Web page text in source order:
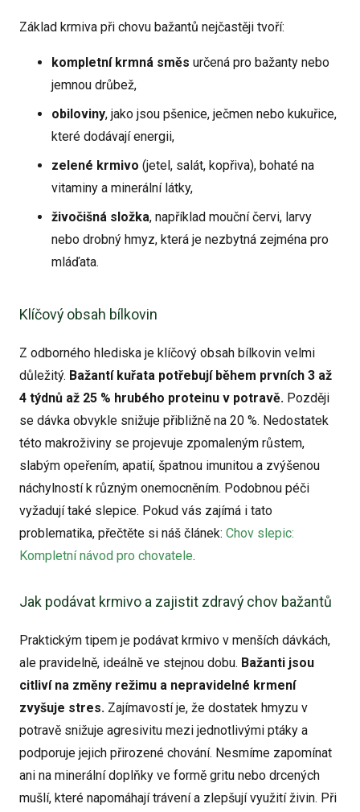
Základ krmiva při chovu bažantů nejčastěji tvoří:
kompletní krmná směs určená pro bažanty nebo
jemnou drůbež,
obiloviny, jako jsou pšenice, ječmen nebo kukuřice,
které dodávají energii,
zelené krmivo (jetel, salát, kopřiva), bohaté na
vitaminy a minerální látky,
živočišná složka, například mouční červi, larvy
nebo drobný hmyz, která je nezbytná zejména pro
mláďata.
Klíčový obsah bílkovin
Z odborného hlediska je klíčový obsah bílkovin velmi
důležitý. Bažantí kuřata potřebují během prvních 3 až
4 týdnů až 25 % hrubého proteinu v potravě. Později
se dávka obvykle snižuje přibližně na 20 %. Nedostatek
této makroživiny se projevuje zpomaleným růstem,
slabým opeřením, apatií, špatnou imunitou a zvýšenou
náchylností k různým onemocněním. Podobnou péči
vyžadují také slepice. Pokud vás zajímá i tato
problematika, přečtěte si náš článek: Chov slepic:
Kompletní návod pro chovatele.
Jak podávat krmivo a zajistit zdravý chov bažantů
Praktickým tipem je podávat krmivo v menších dávkách,
ale pravidelně, ideálně ve stejnou dobu. Bažanti jsou
citliví na změny režimu a nepravidelné krmení
zvyšuje stres. Zajímavostí je, že dostatek hmyzu v
potravě snižuje agresivitu mezi jednotlivými ptáky a
podporuje jejich přirozené chování. Nesmíme zapomínat
ani na minerální doplňky ve formě gritu nebo drcených
mušlí, které napomáhají trávení a zlepšují využití živin. Při